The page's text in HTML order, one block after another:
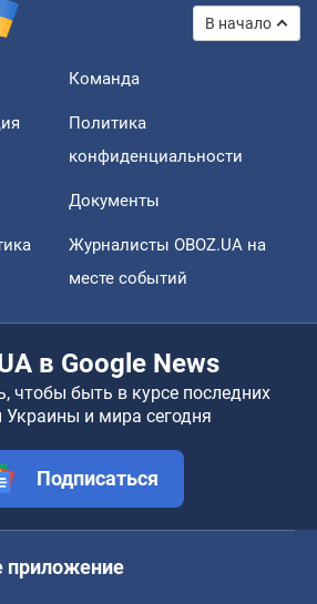
В начало
Команда
Политика
конфиденциальности
Документы
Журналисты OBOZ.UA на
месте событий
в Google News
чтобы быть в курсе последних
Украины и мира сегодня
Подписаться
приложение